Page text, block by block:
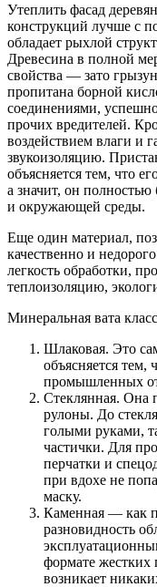
Утеплить фасад
конструкций лучше с
обладает рыхлой
Древесина в полной
свойства — зато
пропитана борной
соединениями,
прочих вредителей.
воздействием влаги и
звукоизоляцию.
объясняется тем, что
а значит, он полностью
и окружающей среды.
Еще один материал,
качественно и
легкость обработки,
теплоизоляцию,
Минеральная вата
Шлаковая. Это
объясняется тем,
промышленных
Стеклянная. Она
рулоны. До
голыми руками,
частички. Для
перчатки и
при вдохе не
маску.
Каменная — как
разновидность
формате жестких
возникает